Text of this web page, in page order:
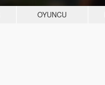
OYUNCU